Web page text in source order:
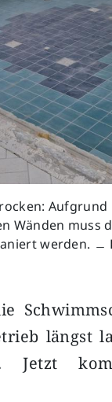
Wänden muss
werden. ﹘
längst
Jetzt